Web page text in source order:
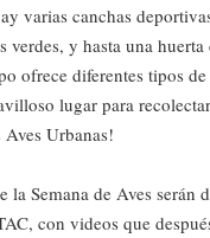
varias canchas
verdes, y hasta una
ofrece diferentes tipos
lugar para
Urbanas!
la Semana de Aves serán
con videos que